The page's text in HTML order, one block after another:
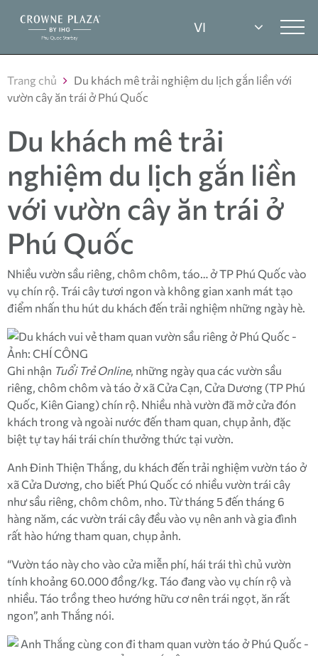
Trang chủ
Du khách mê trải nghiệm du lịch gắn liền với
vườn cây ăn trái ở Phú Quốc
Du khách mê trải
nghiệm du lịch gắn liền
với vườn cây ăn trái ở
Phú Quốc
Nhiều vườn sầu riêng, chôm chôm, táo… ở TP Phú Quốc vào
vụ chín rộ. Trái cây tươi ngon và không gian xanh mát tạo
điểm nhấn thu hút du khách đến trải nghiệm những ngày hè.
Ghi nhận Tuổi Trẻ Online, những ngày qua các vườn sầu
riêng, chôm chôm và táo ở xã Cửa Cạn, Cửa Dương (TP Phú
Quốc, Kiên Giang) chín rộ. Nhiều nhà vườn đã mở cửa đón
khách trong và ngoài nước đến tham quan, chụp ảnh, đặc
biệt tự tay hái trái chín thưởng thức tại vườn.
Anh Đinh Thiện Thắng, du khách đến trải nghiệm vườn táo ở
xã Cửa Dương, cho biết Phú Quốc có nhiều vườn trái cây
như sầu riêng, chôm chôm, nho. Từ tháng 5 đến tháng 6
hàng năm, các vườn trái cây đều vào vụ nên anh và gia đình
rất hào hứng tham quan, chụp ảnh.
“Vườn táo này cho vào cửa miễn phí, hái trái thì chủ vườn
tính khoảng 60.000 đồng/kg. Táo đang vào vụ chín rộ và
nhiều. Táo trồng theo hướng hữu cơ nên trái ngọt, ăn rất
ngon”, anh Thắng nói.